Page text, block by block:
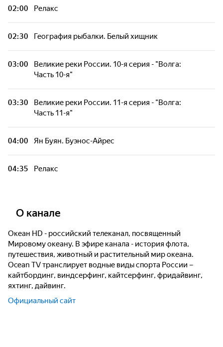
02:00 Релакс
02:30 География рыбалки. Белый хищник
03:00
Великие реки России. 10-я серия - "Волга:
Часть 10-я"
03:30
Великие реки России. 11-я серия - "Волга:
Часть 11-я"
04:00 Ян Буян. Буэнос-Айрес
04:35 Релакс
О канале
Океан HD - российский телеканал, посвященный
Мировому океану. В эфире канала - история флота,
путешествия, животный и растительный мир океана.
Ocean TV транслирует водные виды спорта России –
кайтбординг, виндсерфинг, кайтсерфинг, фридайвинг,
яхтинг, дайвинг.
Официальный сайт